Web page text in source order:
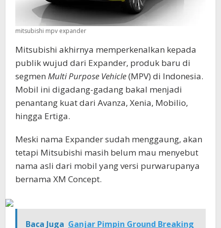
mitsubishi mpv expander
Mitsubishi akhirnya memperkenalkan kepada
publik wujud dari Expander, produk baru di
segmen Multi Purpose Vehicle(MPV) di Indonesia.
Mobil ini digadang-gadang bakal menjadi
penantang kuat dari Avanza, Xenia, Mobilio,
hingga Ertiga.
Meski nama Expander sudah menggaung, akan
tetapi Mitsubishi masih belum mau menyebut
nama asli dari mobil yang versi purwarupanya
bernama XM Concept.
Baca Juga Ganjar Pimpin Ground Breaking